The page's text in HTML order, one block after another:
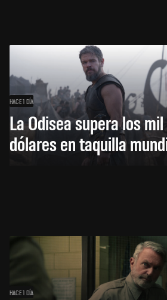
HACE 1 DÍA
La Odisea supera los
dólares en taquilla
HACE 1 DÍA